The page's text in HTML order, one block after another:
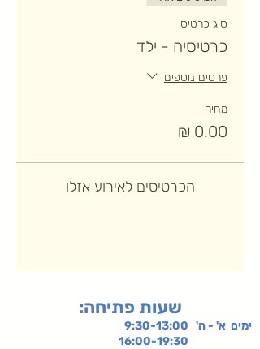
סוג כרטיס
כרטיסיה - ילד
פרטים נוספים
מחיר
הכרטיסים לאירוע אזלו
:שעות פתיחה
ימים א' - ה' 9:30-13:00